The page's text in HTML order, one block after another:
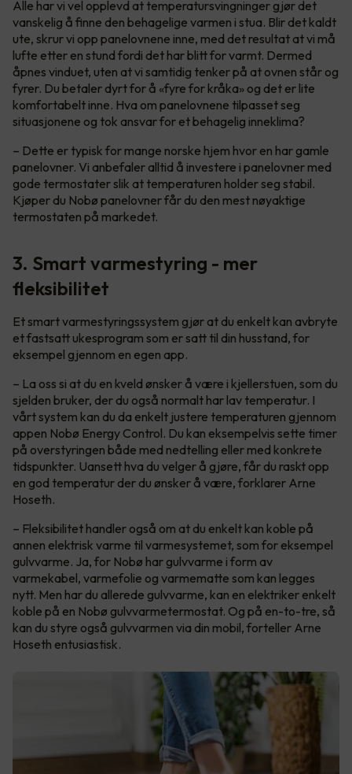
Alle har vi vel opplevd at temperatursvingninger gjør det
vanskelig å finne den behagelige varmen i stua. Blir det kaldt
ute, skrur vi opp panelovnene inne, med det resultat at vi må
lufte etter en stund fordi det har blitt for varmt. Dermed
åpnes vinduet, uten at vi samtidig tenker på at ovnen står og
fyrer. Du betaler dyrt for å «fyre for kråka» og det er lite
komfortabelt inne. Hva om panelovnene tilpasset seg
situasjonene og tok ansvar for et behagelig inneklima?
– Dette er typisk for mange norske hjem hvor en har gamle
panelovner. Vi anbefaler alltid å investere i panelovner med
gode termostater slik at temperaturen holder seg stabil.
Kjøper du Nobø panelovner får du den mest nøyaktige
termostaten på markedet.
3. Smart varmestyring - mer
fleksibilitet
Et smart varmestyringssystem gjør at du enkelt kan avbryte
et fastsatt ukesprogram som er satt til din husstand, for
eksempel gjennom en egen app.
– La oss si at du en kveld ønsker å være i kjellerstuen, som du
sjelden bruker, der du også normalt har lav temperatur. I
vårt system kan du da enkelt justere temperaturen gjennom
appen Nobø Energy Control. Du kan eksempelvis sette timer
på overstyringen både med nedtelling eller med konkrete
tidspunkter. Uansett hva du velger å gjøre, får du raskt opp
en god temperatur der du ønsker å være, forklarer Arne
Hoseth.
– Fleksibilitet handler også om at du enkelt kan koble på
annen elektrisk varme til varmesystemet, som for eksempel
gulvvarme. Ja, for Nobø har gulvvarme i form av
varmekabel, varmefolie og varmematte som kan legges
nytt. Men har du allerede gulvvarme, kan en elektriker enkelt
koble på en Nobø gulvvarmetermostat. Og på en-to-tre, så
kan du styre også gulvvarmen via din mobil, forteller Arne
Hoseth entusiastisk.